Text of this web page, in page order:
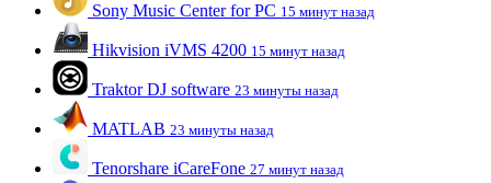
Sony Music Center for PC 15 минут назад
Hikvision iVMS 4200 15 минут назад
Traktor DJ software 23 минуты назад
MATLAB 23 минуты назад
Tenorshare iCareFone 27 минут назад